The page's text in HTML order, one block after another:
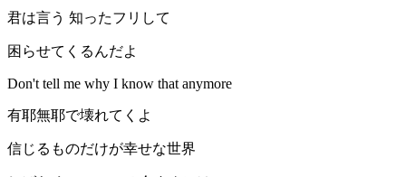
君は言う 知ったフリして
困らせてくるんだよ
Don't tell me why I know that anymore
有耶無耶で壊れてくよ
信じるものだけが幸せな世界